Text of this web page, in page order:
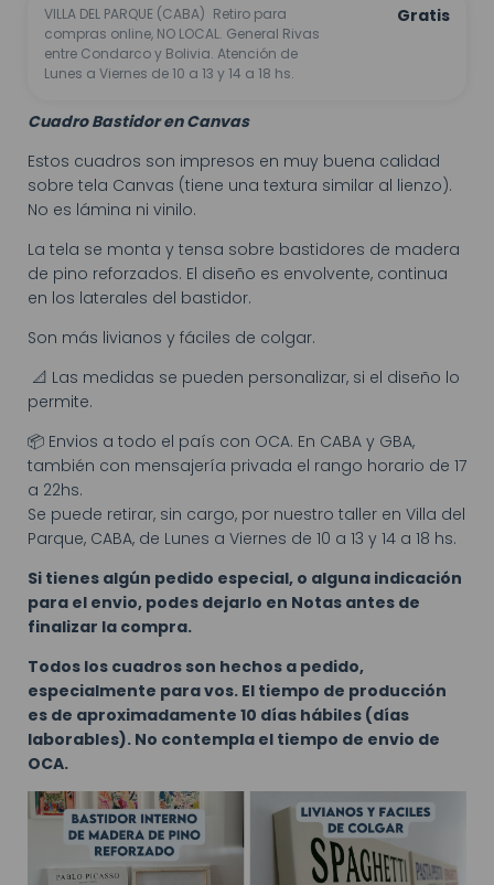
VILLA DEL PARQUE (CABA) Retiro para
compras online, NO LOCAL. General Rivas
entre Condarco y Bolivia. Atención de
Lunes a Viernes de 10 a 13 y 14 a 18 hs.
Gratis
Cuadro Bastidor en Canvas
Estos cuadros son impresos en muy buena calidad
sobre tela Canvas (tiene una textura similar al lienzo).
No es lámina ni vinilo.
La tela se monta y tensa sobre bastidores de madera
de pino reforzados. El diseño es envolvente, continua
en los laterales del bastidor.
Son más livianos y fáciles de colgar.
📐 Las medidas se pueden personalizar, si el diseño lo
permite.
📦 Envios a todo el país con OCA. En CABA y GBA,
también con mensajería privada el rango horario de 17
a 22hs.
Se puede retirar, sin cargo, por nuestro taller en Villa del
Parque, CABA, de Lunes a Viernes de 10 a 13 y 14 a 18 hs.
Si tienes algún pedido especial, o alguna indicación
para el envio, podes dejarlo en Notas antes de
finalizar la compra.
Todos los cuadros son hechos a pedido,
especialmente para vos. El tiempo de producción
es de aproximadamente 10 días hábiles (días
laborables). No contempla el tiempo de envio de
OCA.